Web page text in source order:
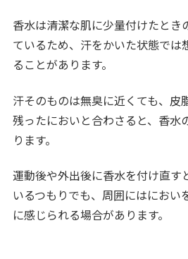
香水は清潔な肌に少量付けたとき
ているため、汗をかいた状態では
ることがあります。
汗そのものは無臭に近くても、皮
残ったにおいと合わさると、香水
ります。
運動後や外出後に香水を付け直す
いるつもりでも、周囲にはにおい
に感じられる場合があります。